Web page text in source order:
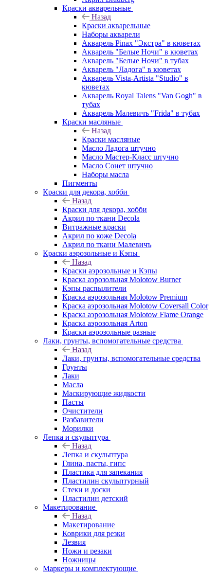
Краски акварельные
Назад
Краски акварельные
Наборы акварели
Акварель Pinax "Экстра" в кюветах
Акварель "Белые Ночи" в кюветах
Акварель "Белые Ночи" в тубах
Акварель "Ладога" в кюветах
Акварель Vista-Artista "Studio" в
кюветах
Акварель Royal Talens "Van Gogh" в
тубах
Акварель Малевичъ "Frida" в тубах
Краски масляные
Назад
Краски масляные
Масло Ладога штучно
Масло Мастер-Класс штучно
Масло Сонет штучно
Наборы масла
Пигменты
Краски для декора, хобби
Назад
Краски для декора, хобби
Акрил по ткани Decola
Витражные краски
Акрил по коже Decola
Акрил по ткани Малевичъ
Краски аэрозольные и Кэпы
Назад
Краски аэрозольные и Кэпы
Краска аэрозольная Molotow Burner
Кэпы распылители
Краска аэрозольная Molotow Premium
Краска аэрозольная Molotow Coversall Color
Краска аэрозольная Molotow Flame Orange
Краска аэрозольная Arton
Краски аэрозольные разные
Лаки, грунты, вспомогательные средства
Назад
Лаки, грунты, вспомогательные средства
Грунты
Лаки
Масла
Маскирующие жидкости
Пасты
Очистители
Разбавители
Морилки
Лепка и скульптура
Назад
Лепка и скульптура
Глина, пасты, гипс
Пластика для запекания
Пластилин скульптурный
Стеки и доски
Пластилин детский
Макетирование
Назад
Макетирование
Коврики для резки
Лезвия
Ножи и резаки
Ножницы
Маркеры и комплектующие